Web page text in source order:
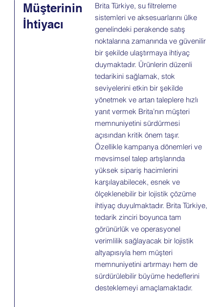
Brita Türkiye, su filtreleme
sistemleri ve aksesuarlarını ülke
genelindeki perakende satış
noktalarına zamanında ve güvenilir
bir şekilde ulaştırmaya ihtiyaç
duymaktadır. Ürünlerin düzenli
tedarikini sağlamak, stok
seviyelerini etkin bir şekilde
yönetmek ve artan taleplere hızlı
yanıt vermek Brita’nın müşteri
memnuniyetini sürdürmesi
açısından kritik önem taşır.
Özellikle kampanya dönemleri ve
mevsimsel talep artışlarında
yüksek sipariş hacimlerini
karşılayabilecek, esnek ve
ölçeklenebilir bir lojistik çözüme
ihtiyaç duyulmaktadır. Brita Türkiye,
tedarik zinciri boyunca tam
görünürlük ve operasyonel
verimlilik sağlayacak bir lojistik
altyapısıyla hem müşteri
memnuniyetini artırmayı hem de
sürdürülebilir büyüme hedeflerini
desteklemeyi amaçlamaktadır.
Müşterinin
İhtiyacı